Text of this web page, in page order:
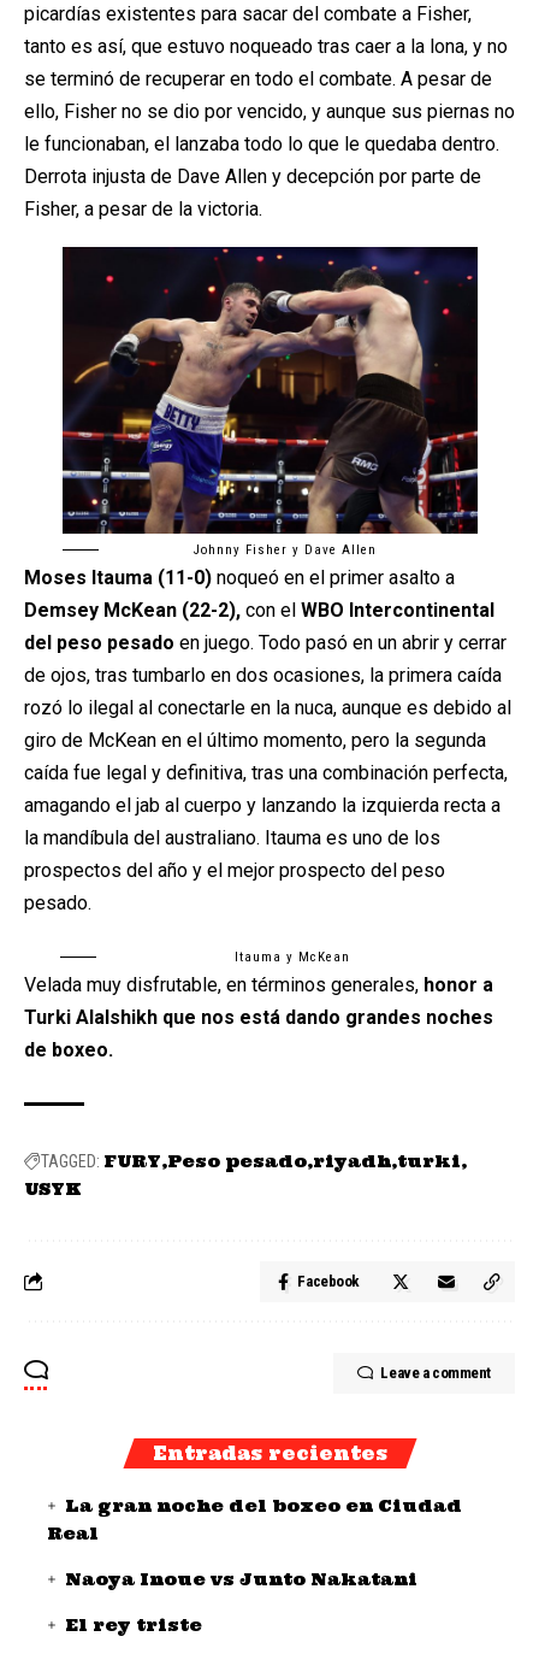
picardías existentes para sacar del combate a Fisher,
tanto es así, que estuvo noqueado tras caer a la lona, y no
se terminó de recuperar en todo el combate. A pesar de
ello, Fisher no se dio por vencido, y aunque sus piernas no
le funcionaban, el lanzaba todo lo que le quedaba dentro.
Derrota injusta de Dave Allen y decepción por parte de
Fisher, a pesar de la victoria.
Johnny Fisher y Dave Allen
Moses Itauma (11-0) noqueó en el primer asalto a
Demsey McKean (22-2), con el WBO Intercontinental
del peso pesado en juego. Todo pasó en un abrir y cerrar
de ojos, tras tumbarlo en dos ocasiones, la primera caída
rozó lo ilegal al conectarle en la nuca, aunque es debido al
giro de McKean en el último momento, pero la segunda
caída fue legal y definitiva, tras una combinación perfecta,
amagando el jab al cuerpo y lanzando la izquierda recta a
la mandíbula del australiano. Itauma es uno de los
prospectos del año y el mejor prospecto del peso
pesado.
Itauma y McKean
Velada muy disfrutable, en términos generales, honor a
Turki Alalshikh que nos está dando grandes noches
de boxeo.
TAGGED: FURY Peso pesado riyadh turki
USYK
Facebook
Leave a comment
Entradas recientes
La gran noche del boxeo en Ciudad
Real
Naoya Inoue vs Junto Nakatani
El rey triste